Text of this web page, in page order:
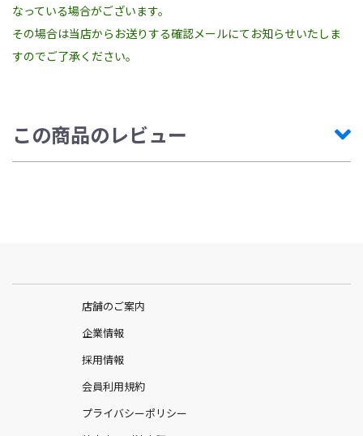
なっている場合がございます。
その場合は当店からお送りする確認メールにてお知らせいたしま
すのでご了承ください。
この商品のレビュー
店舗のご案内
企業情報
採用情報
会員利用規約
プライバシーポリシー